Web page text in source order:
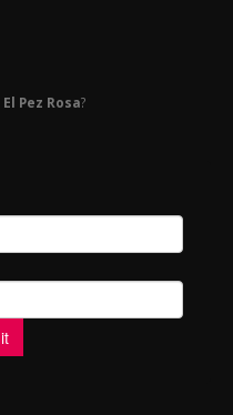
El Pez Rosa?